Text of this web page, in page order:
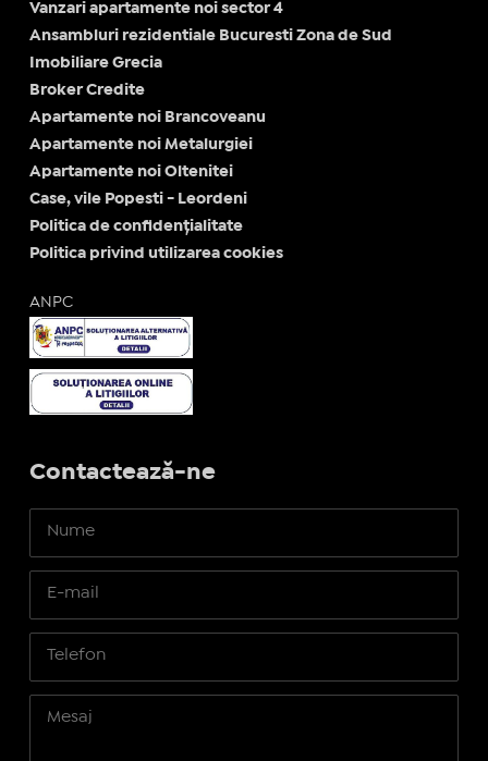
Vanzari apartamente noi sector 4
Ansambluri rezidentiale Bucuresti Zona de Sud
Imobiliare Grecia
Broker Credite
Apartamente noi Brancoveanu
Apartamente noi Metalurgiei
Apartamente noi Oltenitei
Case, vile Popesti - Leordeni
Politica de confidențialitate
Politica privind utilizarea cookies
ANPC
Contactează-ne